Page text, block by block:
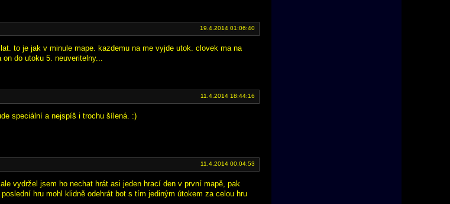
19.4.2014 01:06:40
to je jak v minule mape. kazdemu na me vyjde utok. clovek ma na
do utoku 5. neuveritelny...
11.4.2014 18:44:16
speciální a nejspíš i trochu šílená. :)
11.4.2014 00:04:53
vydržel jsem ho nechat hrát asi jeden hrací den v první mapě, pak
hru mohl klidně odehrát bot s tím jediným útokem za celou hru